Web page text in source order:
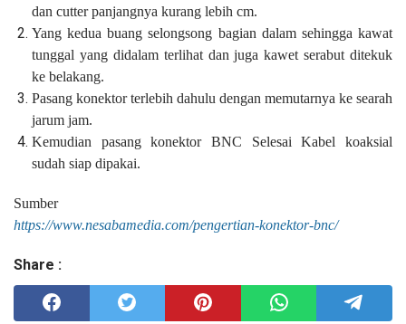
dan cutter panjangnya kurang lebih cm.
Yang kedua buang selongsong bagian dalam sehingga kawat
tunggal yang didalam terlihat dan juga kawet serabut ditekuk
ke belakang.
Pasang konektor terlebih dahulu dengan memutarnya ke searah
jarum jam.
Kemudian pasang konektor BNC Selesai Kabel koaksial
sudah siap dipakai.
Sumber
https://www.nesabamedia.com/pengertian-konektor-bnc/
Share :